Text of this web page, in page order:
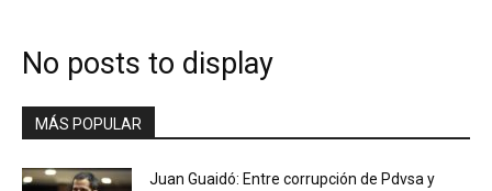
No posts to display
MÁS POPULAR
Juan Guaidó: Entre corrupción de Pdvsa y